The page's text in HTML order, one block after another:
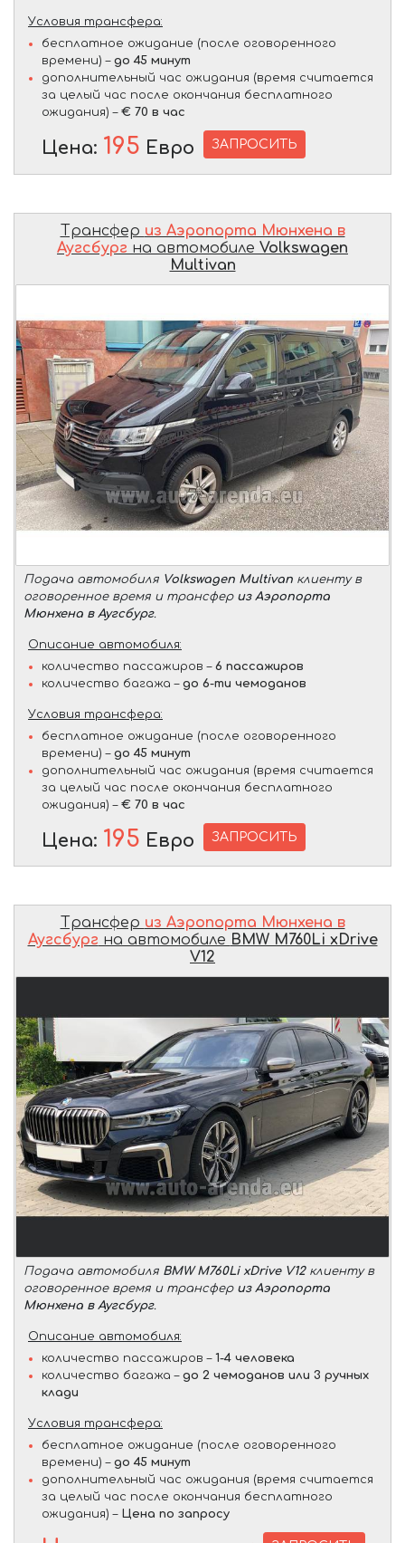
Условия трансфера:
бесплатное ожидание (после оговоренного
времени) – до 45 минут
дополнительный час ожидания (время считается
за целый час после окончания бесплатного
ожидания) – € 70 в час
Цена: 195 Евро ЗАПРОСИТЬ
Трансфер из Аэропорта Мюнхена в
Аугсбург на автомобиле Volkswagen
Multivan
Подача автомобиля Volkswagen Multivan клиенту в
оговоренное время и трансфер из Аэропорта
Мюнхена в Аугсбург.
Описание автомобиля:
количество пассажиров – 6 пассажиров
количество багажа – до 6-ти чемоданов
Условия трансфера:
бесплатное ожидание (после оговоренного
времени) – до 45 минут
дополнительный час ожидания (время считается
за целый час после окончания бесплатного
ожидания) – € 70 в час
Цена: 195 Евро ЗАПРОСИТЬ
Трансфер из Аэропорта Мюнхена в
Аугсбург на автомобиле BMW M760Li xDrive
V12
Подача автомобиля BMW M760Li xDrive V12клиенту в
оговоренное время и трансфер из Аэропорта
Мюнхена в Аугсбург.
Описание автомобиля:
количество пассажиров – 1-4 человека
количество багажа – до 2 чемоданов или 3 ручных
клади
Условия трансфера:
бесплатное ожидание (после оговоренного
времени) – до 45 минут
дополнительный час ожидания (время считается
за целый час после окончания бесплатного
ожидания) – Цена по запросу